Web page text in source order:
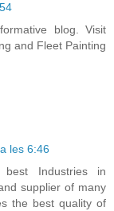
blog. Visit
and Fleet Painting
les 6:46
Industries in
supplier of many
the best quality of